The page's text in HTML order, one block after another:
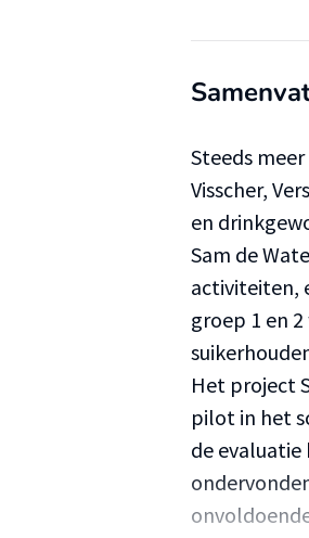
Steeds
Visscher,
en
Sam de
activiteiten,
groep 1 en
Het project
pilot in het
de